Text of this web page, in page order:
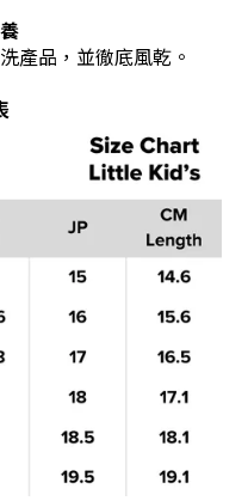
產品，並徹底風乾。